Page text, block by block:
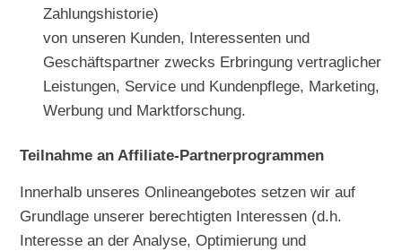
Zahlungshistorie)
von unseren Kunden, Interessenten und
Geschäftspartner zwecks Erbringung vertraglicher
Leistungen, Service und Kundenpflege, Marketing,
Werbung und Marktforschung.
Teilnahme an Affiliate-Partnerprogrammen
Innerhalb unseres Onlineangebotes setzen wir auf
Grundlage unserer berechtigten Interessen (d.h.
Interesse an der Analyse, Optimierung und